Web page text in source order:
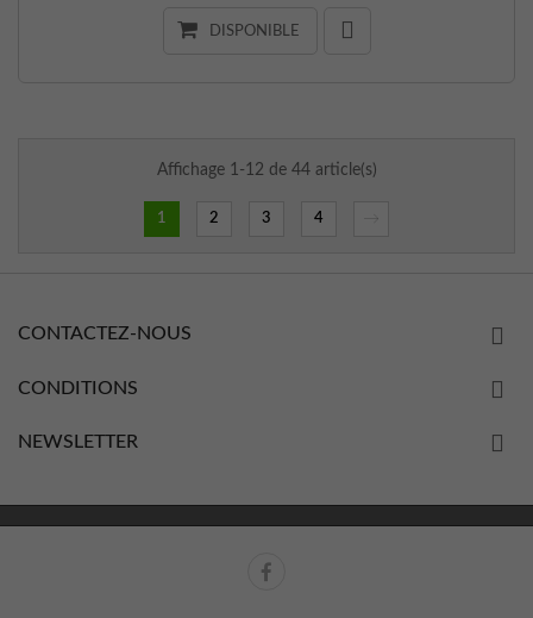
DISPONIBLE
Affichage 1-12 de 44 article(s)
1 2 3 4 →
CONTACTEZ-NOUS
CONDITIONS
NEWSLETTER